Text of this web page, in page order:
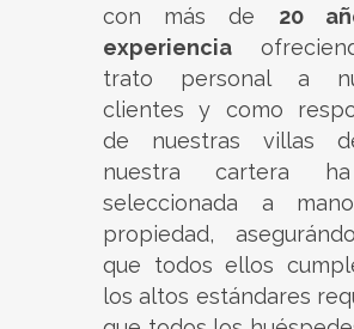
con más de 20
experiencia
trato personal a
clientes y como
de nuestras villas
nuestra cartera
seleccionada a
propiedad,
que todos ellos
los altos estándares